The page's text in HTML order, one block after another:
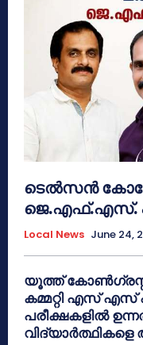
ടെൽസൻ
ജെ.എഫ്.എസ്.
Local News June 24,
യൂത്ത്
കമ്മറ്റി എസ്
പരീക്ഷകളിൽ
വിദ്യാർത്ഥികളെ